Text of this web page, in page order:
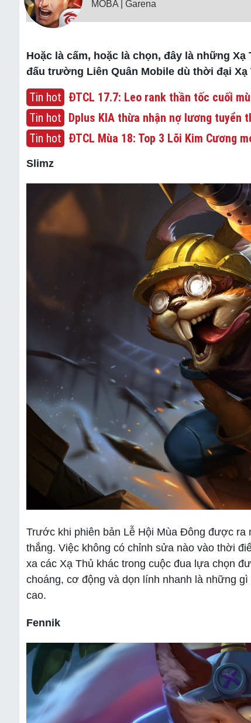
MOBA | Garena
Hoặc là cấm, hoặc là chọn, đây là những
đấu trường Liên Quân Mobile dù thời đại
Tin hot ĐTCL 17.7: Leo rank thần tốc cuối
Tin hot Dplus KIA thừa nhận nợ lương tuyển
Tin hot ĐTCL Mùa 18: Top 3 Lõi Kim Cương
Slimz
Trước khi phiên bản Lễ Hội Mùa Đông được ra
thắng. Việc không có chỉnh sửa nào vào thời
xa các Xạ Thủ khác trong cuộc đua lựa chọn
choáng, cơ động và dọn lính nhanh là những
cao.
Fennik